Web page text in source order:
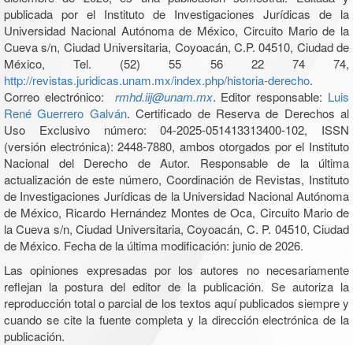
publicada por el Instituto de Investigaciones Jurídicas de la
Universidad Nacional Autónoma de México, Circuito Mario de la
Cueva s/n, Ciudad Universitaria, Coyoacán, C.P. 04510, Ciudad de
México, Tel. (52) 55 56 22 74 74,
http://revistas.juridicas.unam.mx/index.php/historia-derecho.
Correo electrónico:
rmhd.iij@unam.mx. Editor responsable: Luis
René Guerrero Galván. Certificado de Reserva de Derechos al
Uso Exclusivo número: 04-2025-051413313400-102, ISSN
(versión electrónica): 2448-7880, ambos otorgados por el Instituto
Nacional del Derecho de Autor. Responsable de la última
actualización de este número, Coordinación de Revistas, Instituto
de Investigaciones Jurídicas de la Universidad Nacional Autónoma
de México, Ricardo Hernández Montes de Oca, Circuito Mario de
la Cueva s/n, Ciudad Universitaria, Coyoacán, C. P. 04510, Ciudad
de México. Fecha de la última modificación: junio de 2026.
Las opiniones expresadas por los autores no necesariamente
reflejan la postura del editor de la publicación. Se autoriza la
reproducción total o parcial de los textos aquí publicados siempre y
cuando se cite la fuente completa y la dirección electrónica de la
publicación.